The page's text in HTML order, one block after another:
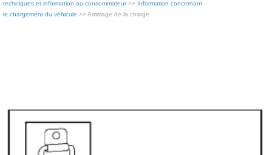
techniques et information au consommateur>> Information concernant
le chargement du véhicule >> Arrimage de la charge